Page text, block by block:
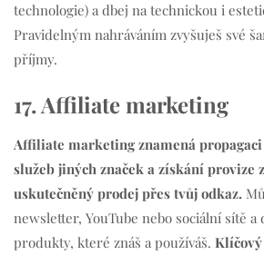
technologie) a dbej na technickou i
Pravidelným nahráváním zvyšuješ své
příjmy.
17. Affiliate marketing
Affiliate marketing znamená
služeb jiných značek a získání provize
uskutečněný prodej přes tvůj odkaz.
newsletter, YouTube nebo sociální sítě a
produkty, které znáš a používáš.